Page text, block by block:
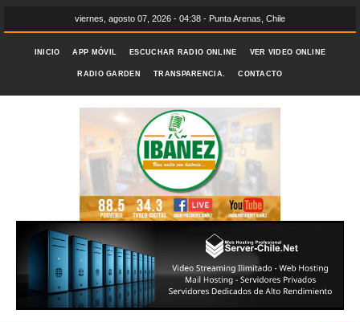
viernes, agosto 07, 2026 - 04:38 - Punta Arenas, Chile
INICIO APP MÓVIL ESCUCHAR RADIO ONLINE VER VIDEO ONLINE
RADIO GARDEN TRANSPARENCIA. CONTACTO